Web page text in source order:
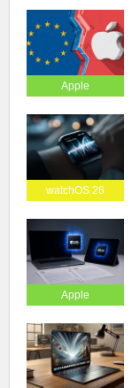
Apple
watchOS 26
Apple